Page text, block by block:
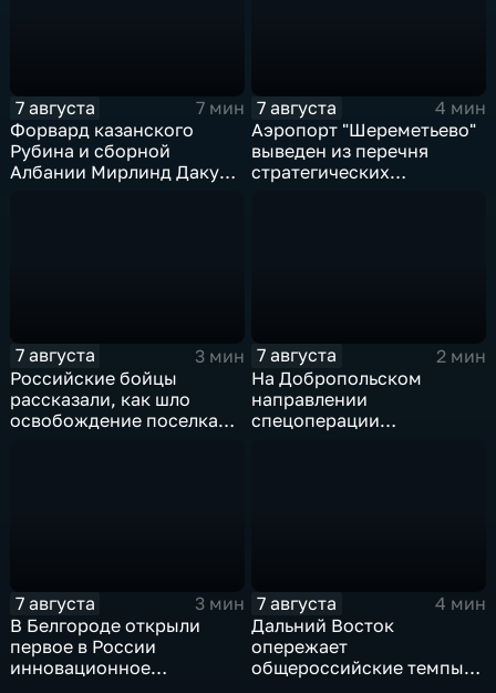
7 августа
7 мин
Форвард казанского
Рубина и сборной
Албании Мирлинд Даку
7 августа
4 мин
Аэропорт "Шереметьево"
выведен из перечня
стратегических
7 августа
3 мин
Российские бойцы
рассказали, как шло
освобождение поселка
7 августа
2 мин
На Добропольском
направлении
спецоперации
7 августа
3 мин
В Белгороде открыли
первое в России
инновационное
7 августа
4 мин
Дальний Восток
опережает
общероссийские темпы